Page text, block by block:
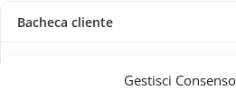
Gestisci
Bacheca cliente